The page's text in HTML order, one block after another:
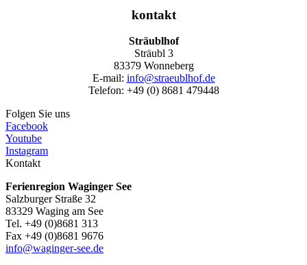
kontakt
Sträublhof
Sträubl 3
83379 Wonneberg
E-mail: info@straeublhof.de
Telefon: +49 (0) 8681 479448
Folgen Sie uns
Facebook
Youtube
Instagram
Kontakt
Ferienregion Waginger See
Salzburger Straße 32
83329 Waging am See
Tel. +49 (0)8681 313
Fax +49 (0)8681 9676
info@waginger-see.de